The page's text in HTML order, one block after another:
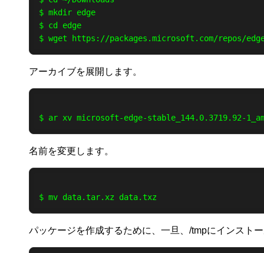
$ mkdir edge
$ cd edge
アーカイブを展開します。
名前を変更します。
パッケージを作成するために、一旦、/tmpにインスト